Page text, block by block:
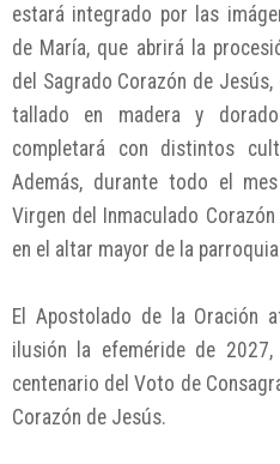
estará integrado por las
de María, que abrirá la
del Sagrado Corazón de
tallado en madera y
completará con distintos
Además, durante todo el
Virgen del Inmaculado
en el altar mayor de la
El Apostolado de la Oración
ilusión la efeméride de
centenario del Voto de
Corazón de Jesús.